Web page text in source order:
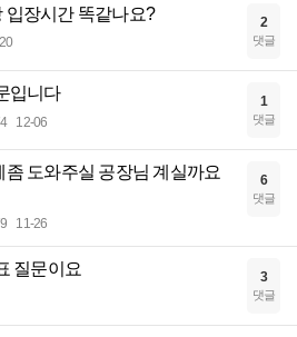
입장시간 똑같나요? 2
댓글
입니다
12-06
1
댓글
좀 도와주실 공장님 계실까요
11-26
6
댓글
질문이요 3
댓글